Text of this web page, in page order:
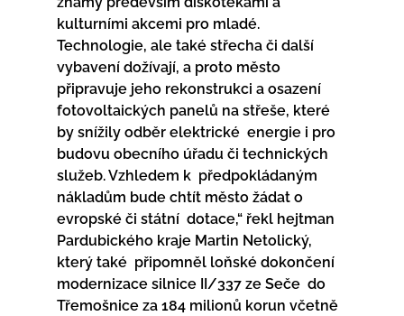
kulturními akcemi pro mladé.
Technologie, ale také střecha či další
vybavení dožívají, a proto město
připravuje jeho rekonstrukci a osazení
fotovoltaických panelů na střeše, které
by snížily odběr elektrické  energie i pro
budovu obecního úřadu či technických
služeb. Vzhledem k  předpokládaným
nákladům bude chtít město žádat o
evropské či státní  dotace,“ řekl hejtman
Pardubického kraje Martin Netolický,
který také  připomněl loňské dokončení
modernizace silnice II/337 ze Seče  do
Třemošnice za 184 milionů korun včetně